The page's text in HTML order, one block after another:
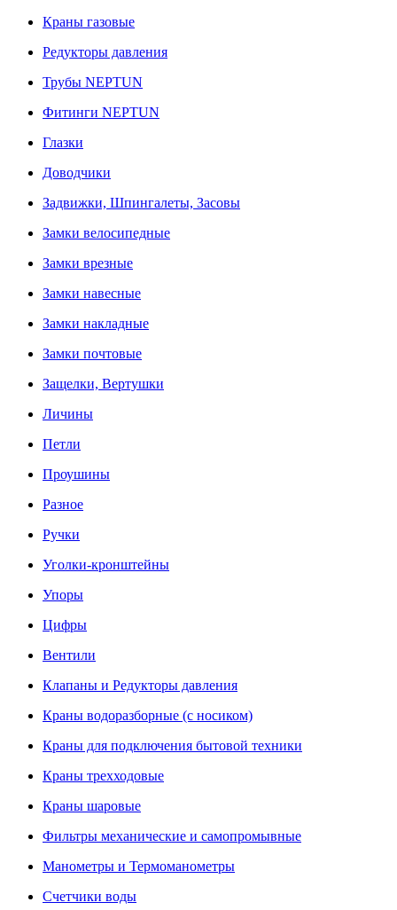
Краны газовые
Редукторы давления
Трубы NEPTUN
Фитинги NEPTUN
Глазки
Доводчики
Задвижки, Шпингалеты, Засовы
Замки велосипедные
Замки врезные
Замки навесные
Замки накладные
Замки почтовые
Защелки, Вертушки
Личины
Петли
Проушины
Разное
Ручки
Уголки-кронштейны
Упоры
Цифры
Вентили
Клапаны и Редукторы давления
Краны водоразборные (с носиком)
Краны для подключения бытовой техники
Краны трехходовые
Краны шаровые
Фильтры механические и самопромывные
Манометры и Термоманометры
Счетчики воды